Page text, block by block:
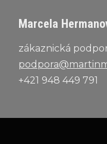
Marcela
zákaznická
+421 948 449 791